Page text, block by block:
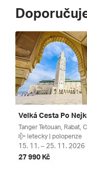
letecky | polopenze
15. 11. – 25. 11. 2026
27 990 Kč